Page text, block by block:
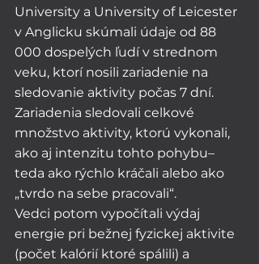
University a University of Leicester
v Anglicku skúmali údaje od 88
000 dospelých ľudí v strednom
veku, ktorí nosili zariadenie na
sledovanie aktivity počas 7 dní.
Zariadenia sledovali celkové
množstvo aktivity, ktorú vykonali,
ako aj intenzitu tohto pohybu–
teda ako rýchlo kráčali alebo ako
„tvrdo na sebe pracovali“.
Vedci potom vypočítali výdaj
energie pri bežnej fyzickej aktivite
(počet kalórií ktoré spálili) a